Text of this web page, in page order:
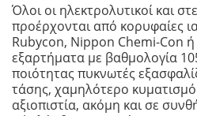
Όλοι οι ηλεκτρολυτικοί και
προέρχονται από κορυφαίες
Rubycon, Nippon Chemi-Con ή
εξαρτήματα με βαθμολογία
ποιότητας πυκνωτές
τάσης, χαμηλότερο
αξιοπιστία, ακόμη και σε